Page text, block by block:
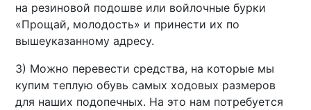
на резиновой подошве или войлочные бурки
«Прощай, молодость» и принести их по
вышеуказанному адресу.
3) Можно перевести средства, на которые мы
купим теплую обувь самых ходовых размеров
для наших подопечных. На это нам потребуется